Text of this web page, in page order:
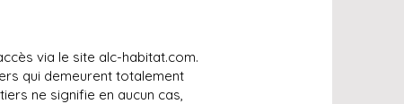
via le site alc-habitat.com.
qui demeurent totalement
ne signifie en aucun cas,